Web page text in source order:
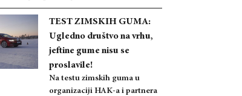
TEST ZIMSKIH GUMA:
Ugledno društvo na vrhu,
jeftine gume nisu se
proslavile!
Na testu zimskih guma u
organizaciji HAK-a i partnera